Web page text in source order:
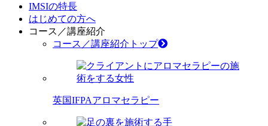
IMSIの特長
はじめての方へ
コース／講座紹介
コース／講座紹介トップ
英国IFPAアロマセラピー